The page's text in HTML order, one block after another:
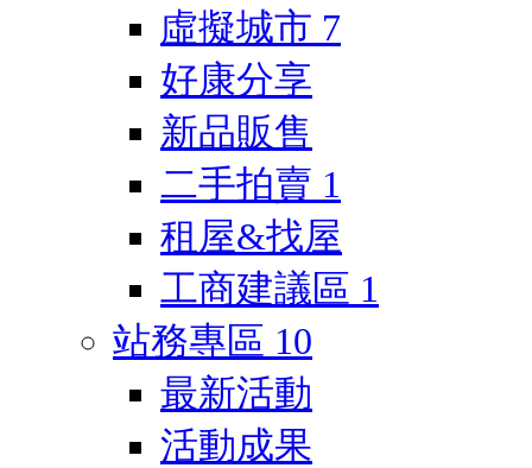
虛擬城市 7
好康分享
新品販售
二手拍賣 1
租屋&找屋
工商建議區 1
站務專區 10
最新活動
活動成果